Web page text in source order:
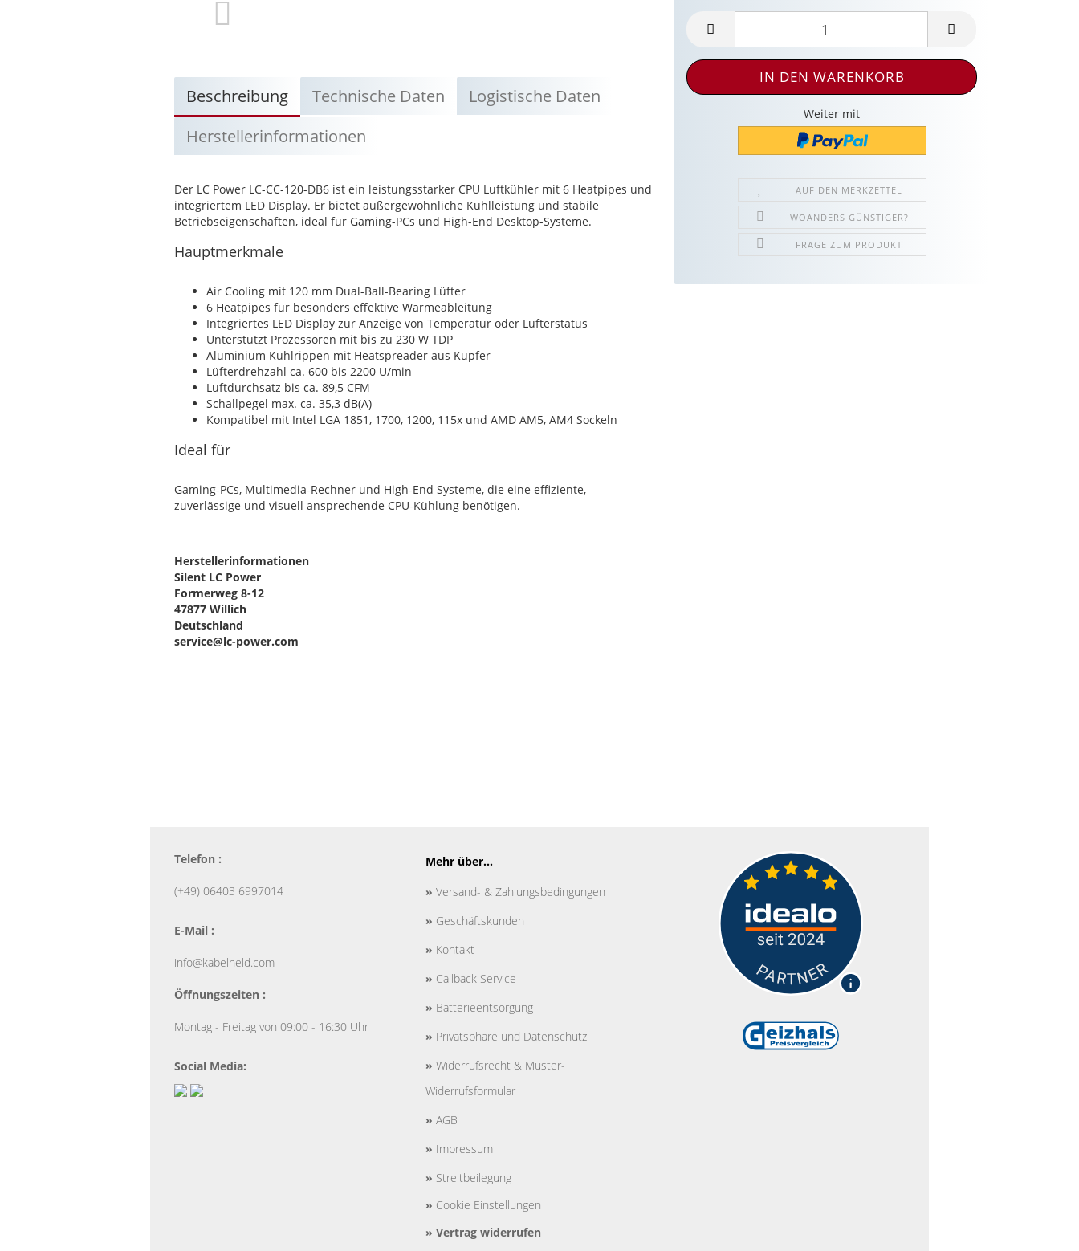
Weiter mit
AUF DEN MERKZETTEL
WOANDERS GÜNSTIGER?
FRAGE ZUM PRODUKT
Beschreibung Technische Daten
Logistische Daten
Herstellerinformationen
Der LC Power LC-CC-120-DB6 ist ein leistungsstarker CPU Luftkühler mit 6 Heatpipes und
integriertem LED Display. Er bietet außergewöhnliche Kühlleistung und stabile
Betriebseigenschaften, ideal für Gaming-PCs und High-End Desktop-Systeme.
Hauptmerkmale
Air Cooling mit 120 mm Dual-Ball-Bearing Lüfter
6 Heatpipes für besonders effektive Wärmeableitung
Integriertes LED Display zur Anzeige von Temperatur oder Lüfterstatus
Unterstützt Prozessoren mit bis zu 230 W TDP
Aluminium Kühlrippen mit Heatspreader aus Kupfer
Lüfterdrehzahl ca. 600 bis 2200 U/min
Luftdurchsatz bis ca. 89,5 CFM
Schallpegel max. ca. 35,3 dB(A)
Kompatibel mit Intel LGA 1851, 1700, 1200, 115x und AMD AM5, AM4 Sockeln
Ideal für
Gaming-PCs, Multimedia-Rechner und High-End Systeme, die eine effiziente,
zuverlässige und visuell ansprechende CPU-Kühlung benötigen.
Herstellerinformationen
Silent LC Power
Formerweg 8-12
47877 Willich
Deutschland
service@lc-power.com
Telefon :
(+49) 06403 6997014
E-Mail :
info@kabelheld.com
Öffnungszeiten :
Montag - Freitag von 09:00 - 16:30 Uhr
Social Media:
Mehr über...
» Versand- & Zahlungsbedingungen
» Geschäftskunden
» Kontakt
» Callback Service
» Batterieentsorgung
» Privatsphäre und Datenschutz
» Widerrufsrecht & Muster-
Widerrufsformular
» AGB
» Impressum
» Streitbeilegung
» Cookie Einstellungen
» Vertrag widerrufen